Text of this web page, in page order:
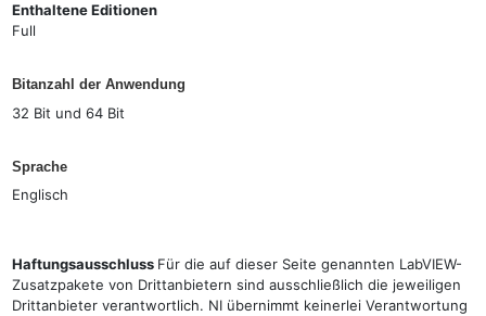
Enthaltene Editionen
Full
Bitanzahl der Anwendung
32 Bit und 64 Bit
Sprache
Englisch
Haftungsausschluss Für die auf dieser Seite genannten LabVIEW-
Zusatzpakete von Drittanbietern sind ausschließlich die jeweiligen
Drittanbieter verantwortlich. NI übernimmt keinerlei Verantwortung